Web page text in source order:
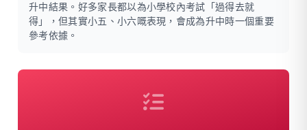
升中結果。好多家長都以為小學校內考試「過得去就
得」，但其實小五、小六嘅表現，會成為升中時一個重要
參考依據。